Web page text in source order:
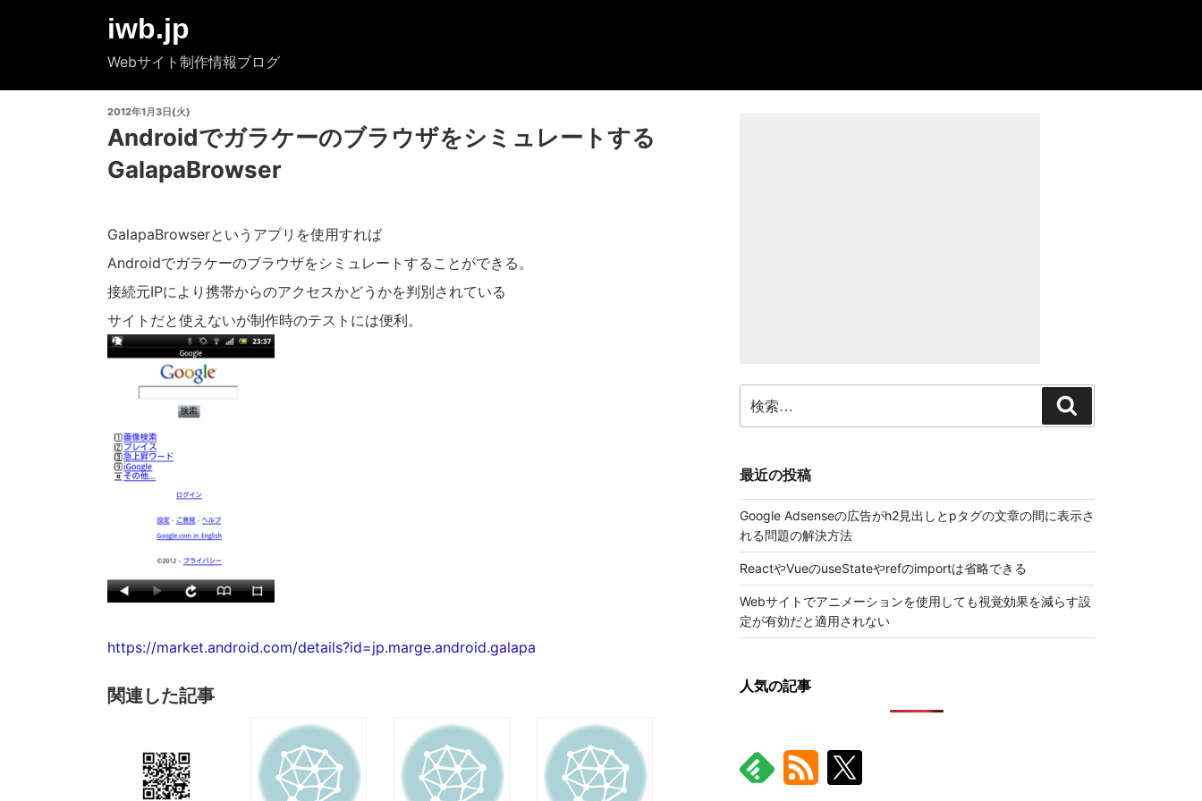
ツ
iwb.jp
Webサイト制作情報ブログ
投
日:
2012年1月3日(火)
Androidでガラケーのブラウザをシミュレートする
GalapaBrowser
GalapaBrowserというアプリを使用すれば
Androidでガラケーのブラウザをシミュレートすることができる。
接続元IPにより携帯からのアクセスかどうかを判別されている
サイトだと使えないが制作時のテストには便利。
https://market.android.com/details?id=jp.marge.android.galapa
関連した記事
索:
索
最近の投稿
Google Adsenseの広告がh2見出しとpタグの文章の間に表示さ
れる問題の解決方法
ReactやVueのuseStateやrefのimportは省略できる
Webサイトでアニメーションを使用しても視覚効果を減らす設
定が有効だと適用されない
人気の記事